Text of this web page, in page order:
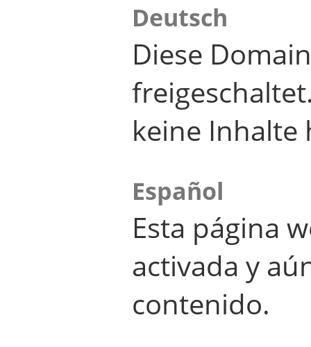
Deutsch
Diese
keine Inhalte
Español
Esta página
activada y
contenido.